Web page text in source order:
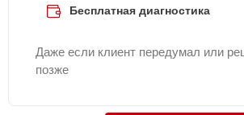
Бесплатная диагностика
Даже если клиент передумал или
позже